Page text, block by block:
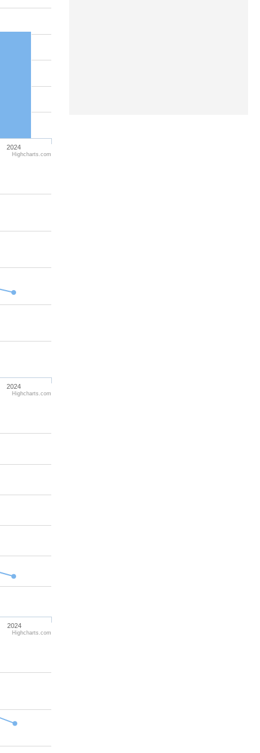
2024
Highcharts.com
2024
Highcharts.com
2024
Highcharts.com